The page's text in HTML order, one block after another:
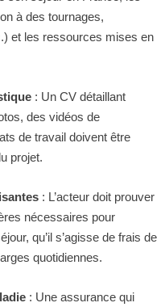
à des tournages,
et les ressources mises en
: Un CV détaillant
des vidéos de
de travail doivent être
projet.
: L’acteur doit prouver
nécessaires pour
qu’il s’agisse de frais de
quotidiennes.
: Une assurance qui